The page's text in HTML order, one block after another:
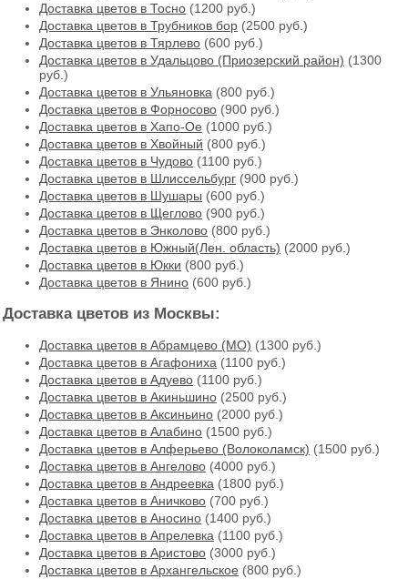
Доставка цветов в Тосно (1200 руб.)
Доставка цветов в Трубников бор (2500 руб.)
Доставка цветов в Тярлево (600 руб.)
Доставка цветов в Удальцово (Приозерский район) (1300
руб.)
Доставка цветов в Ульяновка (800 руб.)
Доставка цветов в Форносово (900 руб.)
Доставка цветов в Хапо-Ое (1000 руб.)
Доставка цветов в Хвойный (800 руб.)
Доставка цветов в Чудово (1100 руб.)
Доставка цветов в Шлиссельбург (900 руб.)
Доставка цветов в Шушары (600 руб.)
Доставка цветов в Щеглово (900 руб.)
Доставка цветов в Энколово (800 руб.)
Доставка цветов в Южный(Лен. область) (2000 руб.)
Доставка цветов в Юкки (800 руб.)
Доставка цветов в Янино (600 руб.)
Доставка цветов из Москвы:
Доставка цветов в Абрамцево (МО) (1300 руб.)
Доставка цветов в Агафониха (1100 руб.)
Доставка цветов в Адуево (1100 руб.)
Доставка цветов в Акиньшино (2500 руб.)
Доставка цветов в Аксиньино (2000 руб.)
Доставка цветов в Алабино (1500 руб.)
Доставка цветов в Алферьево (Волоколамск) (1500 руб.)
Доставка цветов в Ангелово (4000 руб.)
Доставка цветов в Андреевка (1800 руб.)
Доставка цветов в Аничково (700 руб.)
Доставка цветов в Аносино (1400 руб.)
Доставка цветов в Апрелевка (1100 руб.)
Доставка цветов в Аристово (3000 руб.)
Доставка цветов в Архангельское (800 руб.)